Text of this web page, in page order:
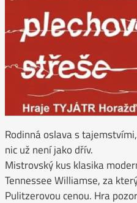
Rodinná oslava s
nic už není jako dřív.
Mistrovský kus klasika
Tennessee Williamse, za
Pulitzerovou cenou. Hra